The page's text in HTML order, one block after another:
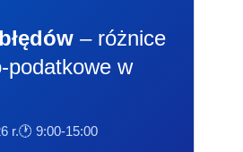
– różnice
podatkowe w
r.🕐 9:00-15:00